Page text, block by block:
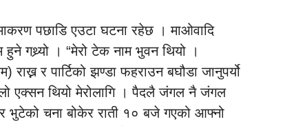
पछाडि एउटा घटना रहेछ । माओवादि
गथ्र्यो । “मेरो टेक नाम भुवन थियो ।
र पार्टिको झण्डा फहराउन बघौडा जानुपर्यो
एक्सन थियो मेरोलागि । पैदलै जंगल नै जंगल
भुटेको चना बोकेर राती १० बजे गएको आफ्नो